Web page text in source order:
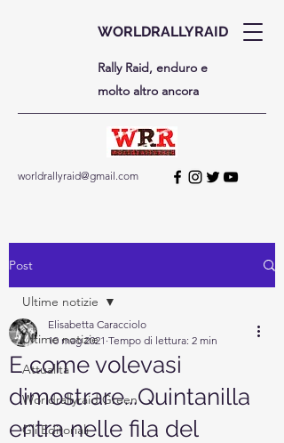
WORLDRALLYRAID
Rally Raid, enduro e
molto altro ancora
worldrallyraid@gmail.com
Post
Ultime notizie
Attualità
Worldrallyraid Green
Gli Editoriali
Ultime notizie
E come volevasi
dimostrare...Quintanilla
entra nelle fila del
Elisabetta Caracciolo
10 mag 2021 Tempo di lettura: 2 min